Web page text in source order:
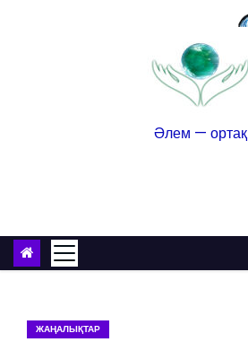
Әлем — ортақ
ЖАҢАЛЫҚТАР